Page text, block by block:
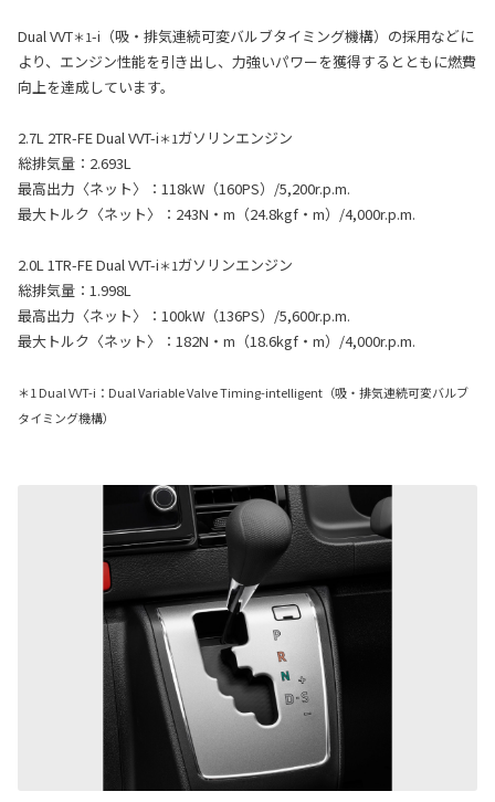
Dual VVT＊1-i（吸・排気連続可変バルブタイミング機構）の採用などに
より、エンジン性能を引き出し、力強いパワーを獲得するとともに燃費
向上を達成しています。
2.7L 2TR-FE Dual VVT-i＊1ガソリンエンジン
総排気量：2.693L
最高出力〈ネット〉：118kW（160PS）/5,200r.p.m.
最大トルク〈ネット〉：243N・m（24.8kgf・m）/4,000r.p.m.
2.0L 1TR-FE Dual VVT-i＊1ガソリンエンジン
総排気量：1.998L
最高出力〈ネット〉：100kW（136PS）/5,600r.p.m.
最大トルク〈ネット〉：182N・m（18.6kgf・m）/4,000r.p.m.
＊1 Dual VVT-i：Dual Variable Valve Timing-intelligent（吸・排気連続可変バルブ
タイミング機構）